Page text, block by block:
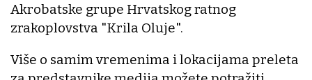
Akrobatske grupe Hrvatskog ratnog
zrakoplovstva "Krila Oluje".
Više o samim vremenima i lokacijama preleta